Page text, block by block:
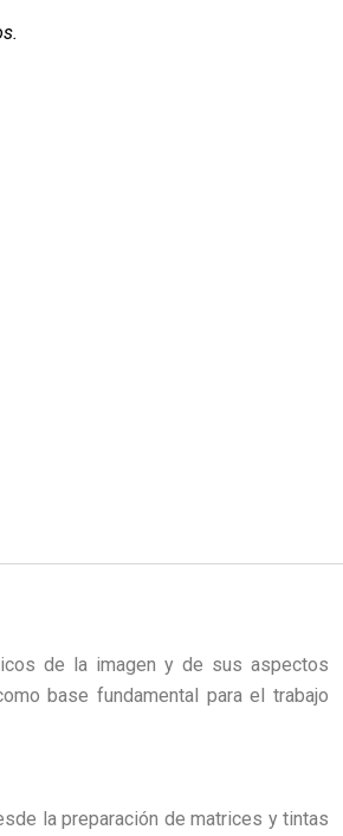
de la imagen y de sus aspectos
base fundamental para el trabajo
la preparación de matrices y tintas